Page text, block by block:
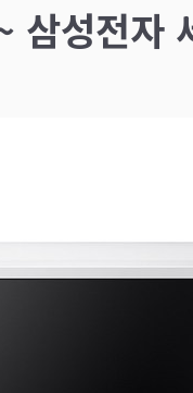
삼성전자